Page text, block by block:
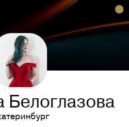
Белоглазова